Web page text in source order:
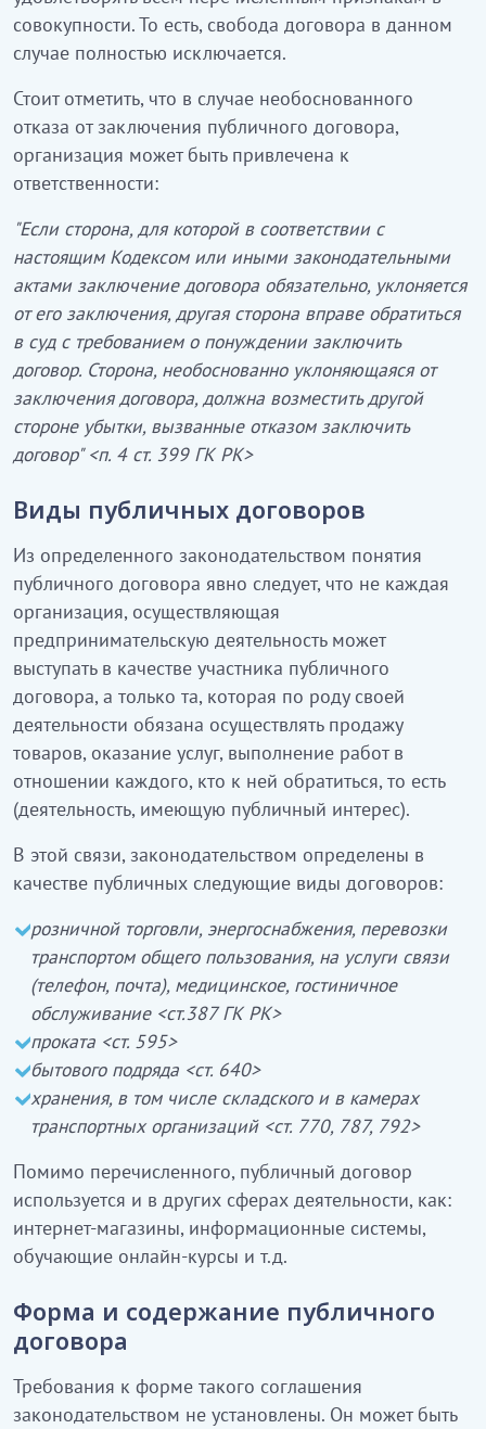
совокупности. То есть, свобода договора в данном
случае полностью исключается.
Стоит отметить, что в случае необоснованного
отказа от заключения публичного договора,
организация может быть привлечена к
ответственности:
"Если сторона, для которой в соответствии с
настоящим Кодексом или иными законодательными
актами заключение договора обязательно, уклоняется
от его заключения, другая сторона вправе обратиться
в суд с требованием о понуждении заключить
договор. Сторона, необоснованно уклоняющаяся от
заключения договора, должна возместить другой
стороне убытки, вызванные отказом заключить
договор" <п. 4 ст. 399 ГК РК>
Виды публичных договоров
Из определенного законодательством понятия
публичного договора явно следует, что не каждая
организация, осуществляющая
предпринимательскую деятельность может
выступать в качестве участника публичного
договора, а только та, которая по роду своей
деятельности обязана осуществлять продажу
товаров, оказание услуг, выполнение работ в
отношении каждого, кто к ней обратиться, то есть
(деятельность, имеющую публичный интерес).
В этой связи, законодательством определены в
качестве публичных следующие виды договоров:
розничной торговли, энергоснабжения, перевозки
транспортом общего пользования, на услуги связи
(телефон, почта), медицинское, гостиничное
обслуживание <ст.387 ГК РК>
проката <ст. 595>
бытового подряда <ст. 640>
хранения, в том числе складского и в камерах
транспортных организаций <ст. 770, 787, 792>
Помимо перечисленного, публичный договор
используется и в других сферах деятельности, как:
интернет-магазины, информационные системы,
обучающие онлайн-курсы и т.д.
Форма и содержание публичного
договора
Требования к форме такого соглашения
законодательством не установлены. Он может быть